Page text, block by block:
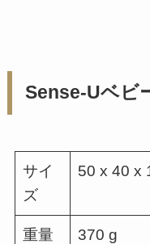
Sense-Uベビ
サイ
ズ
50 x 40 x
重量 370 g